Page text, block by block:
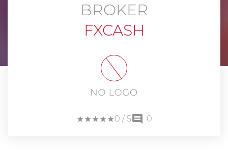
BROKER
FXCASH
★★
★★
★★
★★
★★
0 / 5 0